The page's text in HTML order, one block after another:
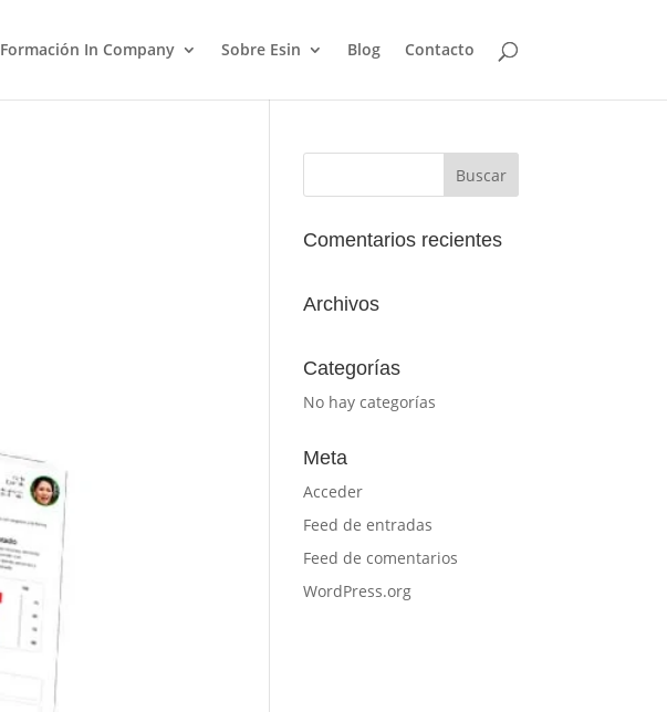
Formación In Company Sobre Esin Blog Contacto
Comentarios recientes
Archivos
Categorías
No hay categorías
Meta
Acceder
Feed de entradas
Feed de comentarios
WordPress.org